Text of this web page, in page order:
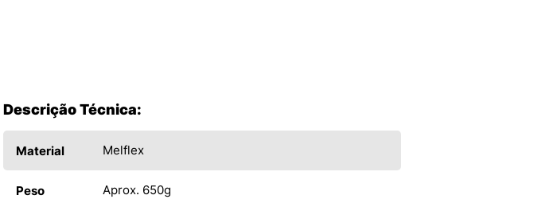
Descrição Técnica:
Material Melflex
Peso Aprox. 650g